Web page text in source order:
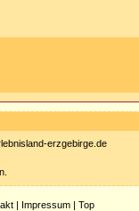
erzgebirge.de
| Impressum | Top